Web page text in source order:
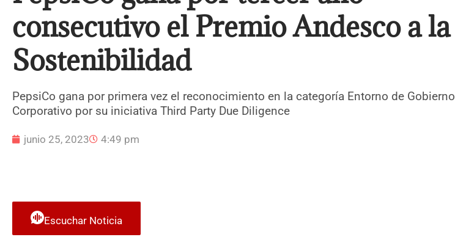
consecutivo el Premio Andesco a la
Sostenibilidad
PepsiCo gana por primera vez el reconocimiento en la categoría Entorno de Gobierno
Corporativo por su iniciativa Third Party Due Diligence
junio 25, 2023 4:49 pm
Escuchar Noticia